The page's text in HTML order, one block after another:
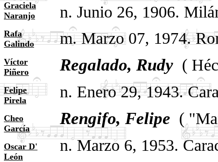
Graciela
Naranjo
Rafa
Galindo
Víctor
Piñero
Felipe
Pirela
Cheo
García
Oscar D'
León
n. Junio 26, 1906.
m. Marzo 07, 1974.
Regalado, Rudy (
n. Enero 29, 1943.
Rengifo, Felipe (
n. Marzo 6, 1953.